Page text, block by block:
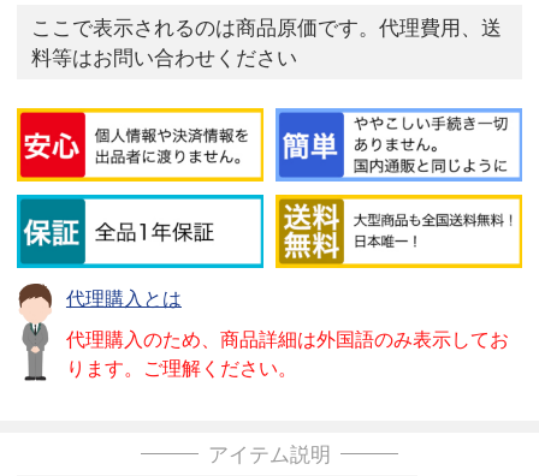
ここで表示されるのは商品原価です。代理費用、送
料等はお問い合わせください
代理購入とは
代理購入のため、商品詳細は外国語のみ表示してお
ります。ご理解ください。
アイテム説明